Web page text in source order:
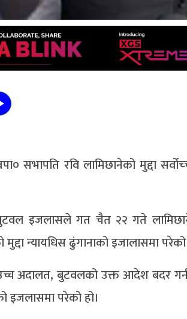
सभापति रवि लामिछानेको मुद्दा
इजलासले गत चैत २२ गते
न्यायधिस ढुंगानाको इजालासमा परेको
अदालत, बुटवलको उक्त आदेश बदर
इजलासमा परेको हो।